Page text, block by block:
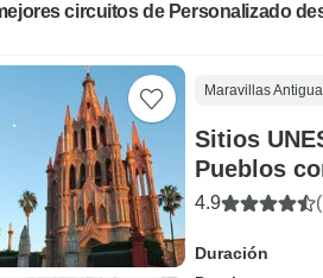
circuitos de Personalizado
Maravillas
Sitios
Pueblos
4.9
Duración